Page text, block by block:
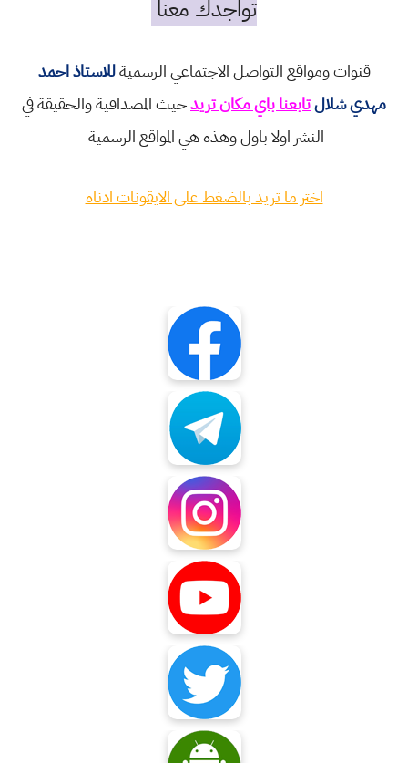
تواجدك معنا
قنوات ومواقع التواصل الاجتماعي الرسميةللاستاذ احمد
مهدي شلالتابعنا باي مكان تريدحيث المصداقية والحقيقة في
النشر اولا باول وهذه هي المواقع الرسمية
اختر ما تريد بالضغط على الايقونات ادناه